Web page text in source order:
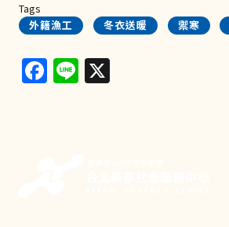
Tags
外籍漁工
冬衣送暖 禦寒
Facebook
Line